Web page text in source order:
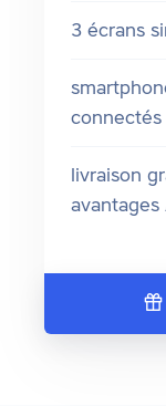
3 écrans
connectés
livraison
avantages